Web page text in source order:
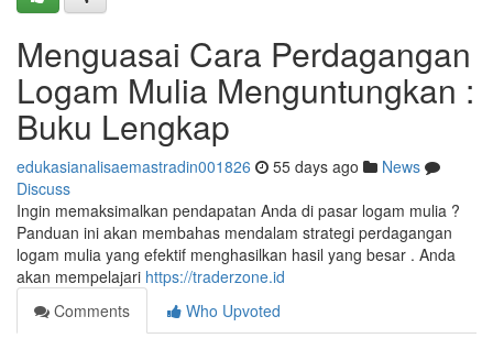
Menguasai Cara Perdagangan
Logam Mulia Menguntungkan :
Buku Lengkap
edukasianalisaemastradin001826 55 days ago
News
Discuss
Ingin memaksimalkan pendapatan Anda di pasar logam mulia ?
Panduan ini akan membahas mendalam strategi perdagangan
logam mulia yang efektif menghasilkan hasil yang besar . Anda
akan mempelajari https://traderzone.id
Comments
Who Upvoted